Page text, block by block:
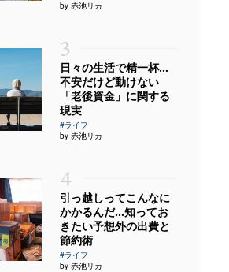
by 赤池リカ
3
日々の生活で精一杯…
不安だけど動けない
「老後資金」に関する
現実
#ライフ
by 赤池リカ
4
引っ越しってこんなに
かかるんだ…知ってお
きたい予想外の出費と
節約術
#ライフ
by 赤池リカ